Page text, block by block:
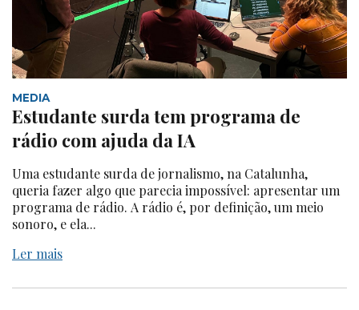
MEDIA
Estudante surda tem programa de
rádio com ajuda da IA
Uma estudante surda de jornalismo, na Catalunha,
queria fazer algo que parecia impossível: apresentar um
programa de rádio. A rádio é, por definição, um meio
sonoro, e ela...
Ler mais